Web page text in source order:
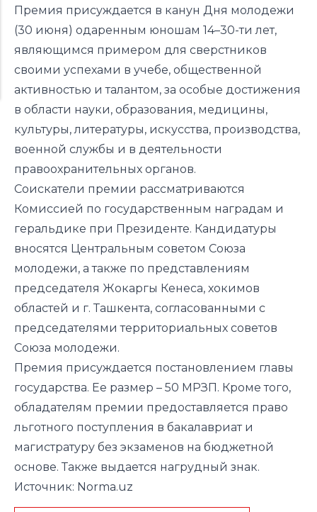
Премия присуждается в канун Дня молодежи
(30 июня) одаренным юношам 14–30-ти лет,
являющимся примером для сверстников
своими успехами в учебе, общественной
активностью и талантом, за особые достижения
в области науки, образования, медицины,
культуры, литературы, искусства, производства,
военной службы и в деятельности
правоохранительных органов.
Соискатели премии рассматриваются
Комиссией по государственным наградам и
геральдике при Президенте. Кандидатуры
вносятся Центральным советом Союза
молодежи, а также по представлениям
председателя Жокаргы Кенеса, хокимов
областей и г. Ташкента, согласованными с
председателями территориальных советов
Союза молодежи.
Премия присуждается постановлением главы
государства. Ее размер – 50 МРЗП. Кроме того,
обладателям премии предоставляется право
льготного поступления в бакалавриат и
магистратуру без экзаменов на бюджетной
основе. Также выдается нагрудный знак.
Источник: Norma.uz